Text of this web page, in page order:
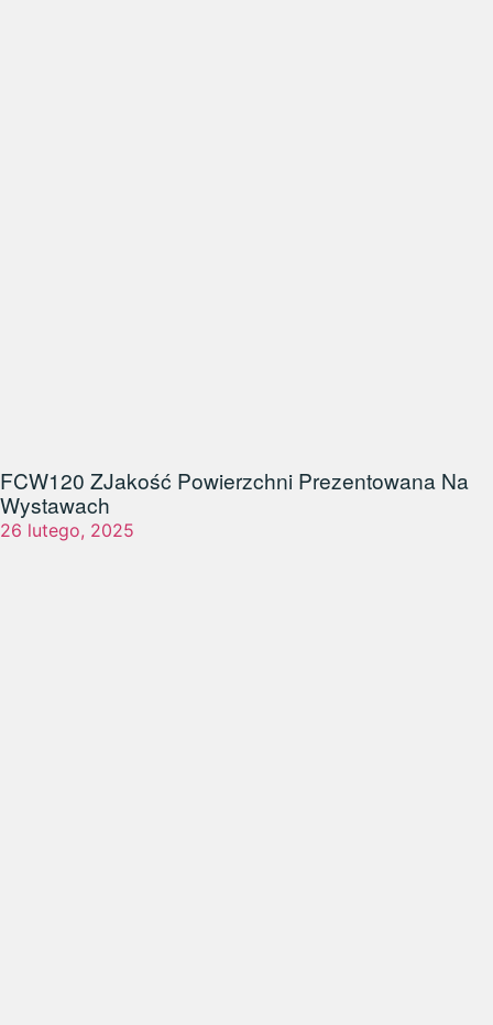
FCW120 ZJakość Powierzchni Prezentowana Na
Wystawach
26 lutego, 2025